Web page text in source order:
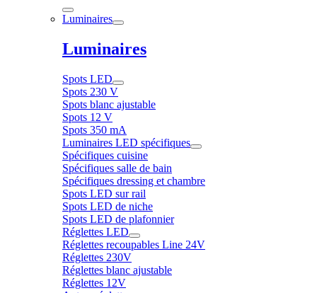
Luminaires
Luminaires
Spots LED
Spots 230 V
Spots blanc ajustable
Spots 12 V
Spots 350 mA
Luminaires LED spécifiques
Spécifiques cuisine
Spécifiques salle de bain
Spécifiques dressing et chambre
Spots LED sur rail
Spots LED de niche
Spots LED de plafonnier
Réglettes LED
Réglettes recoupables Line 24V
Réglettes 230V
Réglettes blanc ajustable
Réglettes 12V